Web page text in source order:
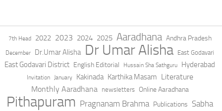
7th Head 2022 2023 2024 2025 Aaradhana Andhra Pradesh
December Dr.Umar Alisha Dr Umar Alisha East Godavari
East Godavari District English Editorial Hussain Sha Sathguru Hyderabad
Invitation January Kakinada Karthika Masam Literature
Monthly Aaradhana
newsletters Online Aaradhana
Pithapuram Pragnanam Brahma Publications Sabha